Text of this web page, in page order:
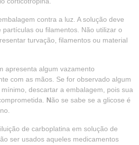
contra a luz. A solução deve
ou filamentos. Não utilizar o
turvação, filamentos ou material
apresenta algum vazamento
com as mãos. Se for observado algum
descartar a embalagem, pois sua
Não se sabe se a glicose é
de carboplatina em solução de
ser usados aqueles medicamentos